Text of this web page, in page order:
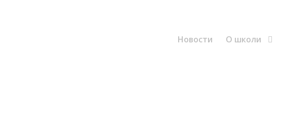
Новости О школи